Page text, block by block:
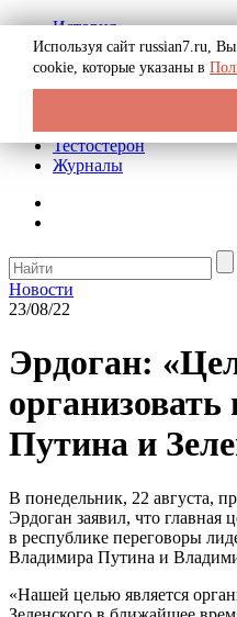
История
Биография
Криминал
Реклама на сайте
Тестостерон
Журналы
Новости
23/08/22
Эрдоган:
Путина и
В понедельник, 22 августа,
Эрдоган заявил, что главная
в республике переговоры
Владимира Путина и
«Нашей целью является
Используя сайт russian7.ru,
cookie, которые указаны в